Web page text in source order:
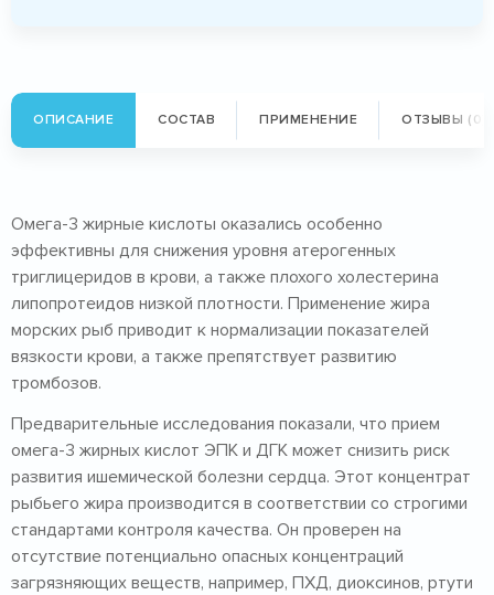
ОПИСАНИЕ СОСТАВ ПРИМЕНЕНИЕ ОТЗЫВЫ (0)
Омега-3 жирные кислоты оказались особенно
эффективны для снижения уровня атерогенных
триглицеридов в крови, а также плохого холестерина
липопротеидов низкой плотности. Применение жира
морских рыб приводит к нормализации показателей
вязкости крови, а также препятствует развитию
тромбозов.
Предварительные исследования показали, что прием
омега-3 жирных кислот ЭПК и ДГК может снизить риск
развития ишемической болезни сердца. Этот концентрат
рыбьего жира производится в соответствии со строгими
стандартами контроля качества. Он проверен на
отсутствие потенциально опасных концентраций
загрязняющих веществ, например, ПХД, диоксинов, ртути